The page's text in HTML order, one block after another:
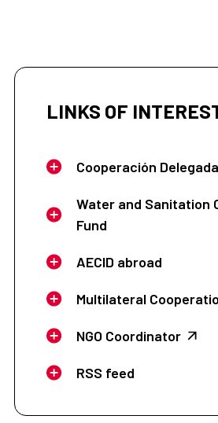
LINKS OF
Cooperación Delegada
Water and Sanitation
Fund
AECID abroad
Multilateral
NGO Coordinator
RSS feed